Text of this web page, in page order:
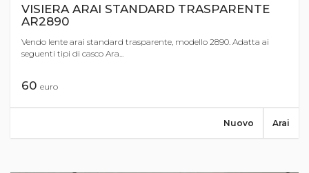
VISIERA ARAI STANDARD TRASPARENTE
AR2890
Vendo lente arai standard trasparente, modello 2890. Adatta ai
seguenti tipi di casco Ara...
60 euro
Arai
Nuovo